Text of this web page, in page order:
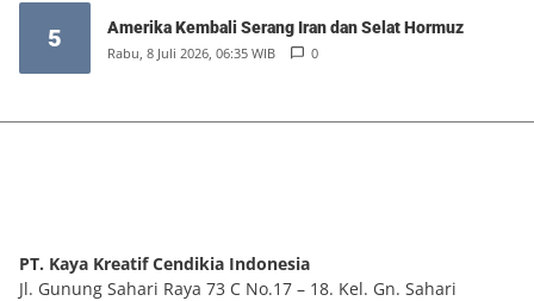
5 Amerika Kembali Serang Iran dan Selat Hormuz
Rabu, 8 Juli 2026, 06:35 WIB 0
PT. Kaya Kreatif Cendikia Indonesia
Jl. Gunung Sahari Raya 73 C No.17 – 18. Kel. Gn. Sahari